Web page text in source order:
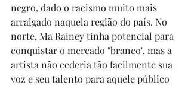
negro, dado o racismo muito mais
arraigado naquela região do país. No
norte, Ma Rainey tinha potencial para
conquistar o mercado "branco", mas a
artista não cederia tão facilmente sua
voz e seu talento para aquele público